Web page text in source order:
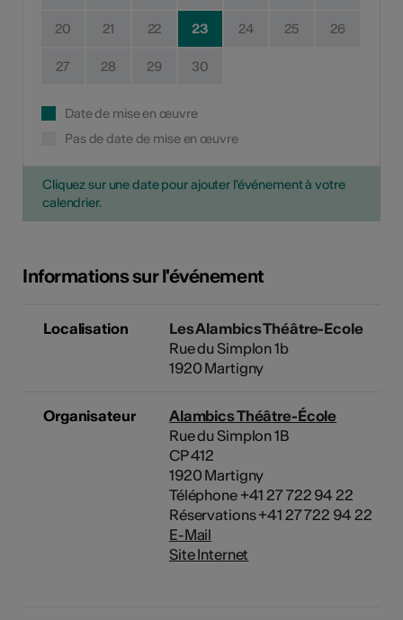
20 21 22 23 24 25 26
27 28 29 30
Date de mise en œuvre
Pas de date de mise en œuvre
Cliquez sur une date pour ajouter l'événement à votre
calendrier.
Informations sur l'événement
Localisation
Les Alambics Théâtre-Ecole
Rue du Simplon 1b
1920 Martigny
Organisateur
Alambics Théâtre-École
Rue du Simplon 1B
CP 412
1920 Martigny
Téléphone +41 27 722 94 22
Réservations +41 27 722 94 22
E-Mail
Site Internet